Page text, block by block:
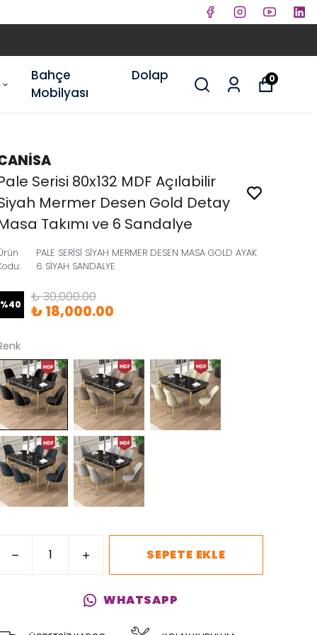
Bahçe
Mobilyası
Dolap 0
Serisi 80x132 MDF Açılabilir
Mermer Desen Gold Detay
Takımı ve 6 Sandalye
:
PALE SERİSİ SİYAH MERMER DESEN MASA GOLD AYAK
6 SİYAH SANDALYE
%40 ₺ 30,000.00
₺ 18,000.00
SEPETE EKLE
WHATSAPP